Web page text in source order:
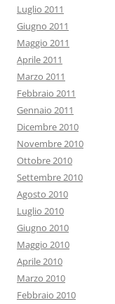
Luglio 2011
Giugno 2011
Maggio 2011
Aprile 2011
Marzo 2011
Febbraio 2011
Gennaio 2011
Dicembre 2010
Novembre 2010
Ottobre 2010
Settembre 2010
Agosto 2010
Luglio 2010
Giugno 2010
Maggio 2010
Aprile 2010
Marzo 2010
Febbraio 2010